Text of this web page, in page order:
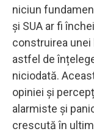
niciun
și SUA ar fi
construirea unei
astfel de
niciodată.
opiniei și
alarmiste și
crescută în